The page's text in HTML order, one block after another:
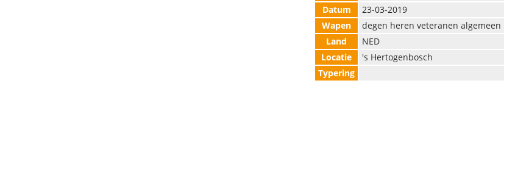
Datum
23-03-2019
Wapen
degen heren veteranen algemeen
Land
NED
Locatie
's Hertogenbosch
Typering